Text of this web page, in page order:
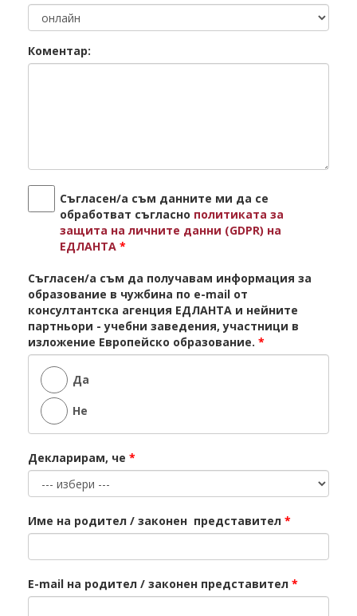
Коментар:
Съгласен/а съм данните ми да се
обработват съгласно политиката за
защита на личните данни (GDPR) на
ЕДЛАНТА *
Съгласен/а съм да получавам информация за
образование в чужбина по e-mail от
консултантска агенция ЕДЛАНТА и нейните
партньори - учебни заведения, участници в
изложение Европейско образование. *
Да
Не
Декларирам, че *
Име на родител / законен представител *
E-mail на родител / законен представител *